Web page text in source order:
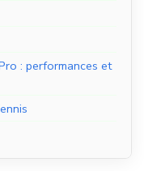
: performances et